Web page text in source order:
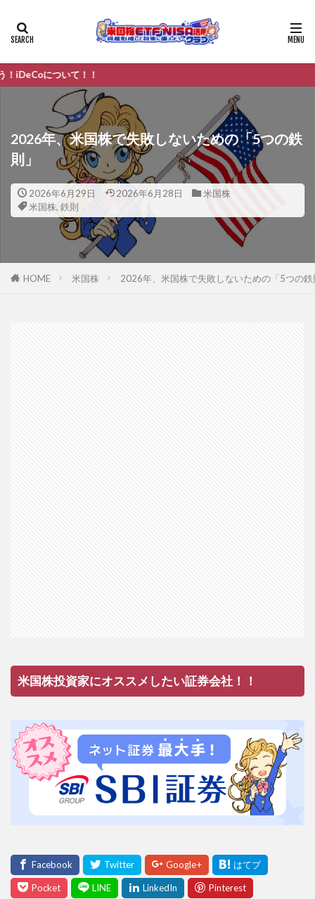
て！！
2026年、米国株で失敗しないための「5つの鉄
則」
2026年6月29日 2026年6月28日
米国株
米国株, 鉄則
HOME 米国株 2026年、米国株で失敗しないための「5つの鉄
米国株投資家にオススメしたい証券会社！！